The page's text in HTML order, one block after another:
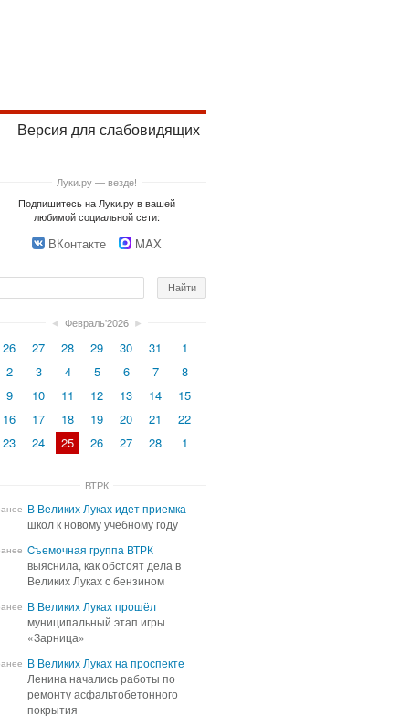
Версия для слабовидящих
Луки.ру — везде!
Подпишитесь на Луки.ру в вашей
любимой социальной сети:
ВКонтакте MAX
◄ Февраль'2026 ►
26 27 28 29 30 31
1
2
3 4 5 6 7
8
9
10 11 12 13 14
15
16
17 18 19 20 21
22
23
24 25 26 27 28 1
ВТРК
В Великих Луках идет приемка
школ к новому учебному году
В Великих Луках идет приемка
школ к новому учебному году
Cъемочная группа ВТРК
выяснила, как обстоят дела в
Великих Луках с бензином
Cъемочная группа ВТРК
выяснила, как обстоят дела в
Великих Луках с бензином
В Великих Луках прошёл
муниципальный этап игры
«Зарница»
В Великих Луках прошёл
муниципальный этап игры
«Зарница»
В Великих Луках на проспекте
Ленина начались работы по
ремонту асфальтобетонного
покрытия
В Великих Луках на проспекте
Ленина начались работы по
ремонту асфальтобетонного
покрытия